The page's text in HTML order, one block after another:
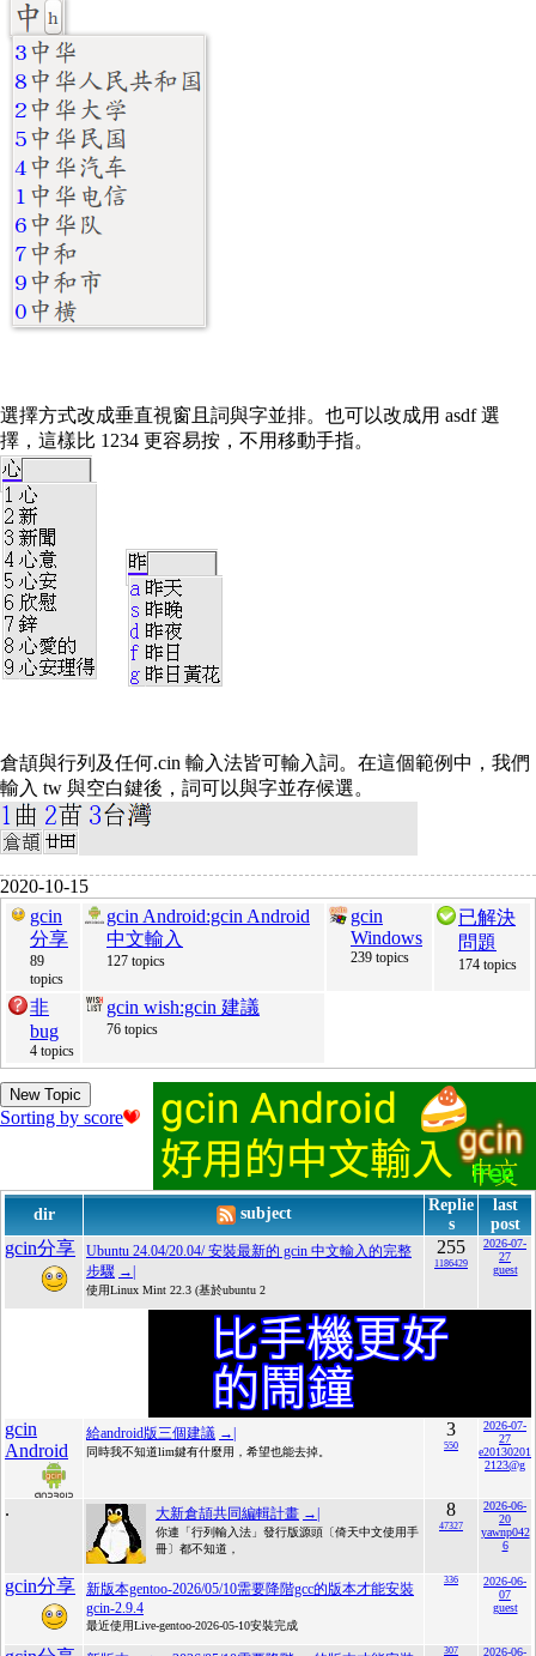
選擇方式改成垂直視窗且詞與字並排。也可以改成用 asdf 選
擇，這樣比 1234 更容易按，不用移動手指。
倉頡與行列及任何.cin 輸入法皆可輸入詞。在這個範例中，我們
輸入 tw 與空白鍵後，詞可以與字並存候選。
2020-10-15
gcin
分享
89
topics
gcin Android:gcin Android
中文輸入
127 topics
gcin
Windows
239 topics
已解決
問題
174 topics
非
bug
4 topics
gcin wish:gcin 建議
76 topics
New Topic
Sorting by score
dir subject
Replie
s
last
post
gcin分享
Ubuntu 24.04/20.04/ 安裝最新的 gcin 中文輸入的完整
步驟 →|
使用Linux Mint 22.3 (基於ubuntu 2
255
1186429
2026-07-
27
guest
gcin
Android
給android版三個建議 →|
同時我不知道lim鍵有什麼用，希望也能去掉。
3
550
2026-07-
27
e20130201
2123@g
. 大新倉頡共同編輯計畫 →|
你連「行列輸入法」發行版源頭〔倚天中文使用手
冊〕都不知道，
8
47327
2026-06-
20
yawnp042
6
gcin分享
新版本gentoo-2026/05/10需要降階gcc的版本才能安裝
gcin-2.9.4
最近使用Live-gentoo-2026-05-10安裝完成
336
2026-06-
07
guest
307 2026-06-